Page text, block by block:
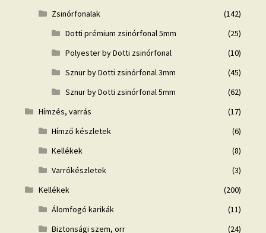
Zsinórfonalak
(142)
Dotti prémium zsinórfonal 5mm
(25)
Polyester by Dotti zsinórfonal
(10)
Sznur by Dotti zsinórfonal 3mm
(45)
Sznur by Dotti zsinórfonal 5mm
(62)
Hímzés, varrás
(17)
Hímző készletek
(6)
Kellékek
(8)
Varrókészletek
(3)
Kellékek
(200)
Álomfogó karikák
(11)
Biztonsági szem, orr
(24)